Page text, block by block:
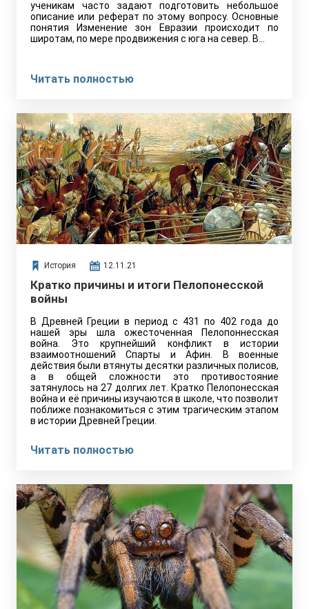
ученикам часто задают подготовить небольшое
описание или реферат по этому вопросу. Основные
понятия Изменение зон Евразии происходит по
широтам, по мере продвижения с юга на север. В…
Читать полностью
История 12.11.21
Кратко причины и итоги Пелопонесской
войны
В Древней Греции в период с 431 по 402 года до
нашей эры шла ожесточенная Пелопоннесская
война. Это крупнейший конфликт в истории
взаимоотношений Спарты и Афин. В военные
действия были втянуты десятки различных полисов,
а в общей сложности это противостояние
затянулось на 27 долгих лет. Кратко Пелопонесская
война и её причины изучаются в школе, что позволит
поближе познакомиться с этим трагическим этапом
в истории Древней Греции.
Читать полностью